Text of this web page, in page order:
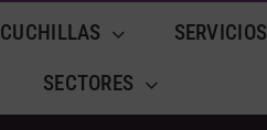
CUCHILLAS
SERVICIOS
SECTORES